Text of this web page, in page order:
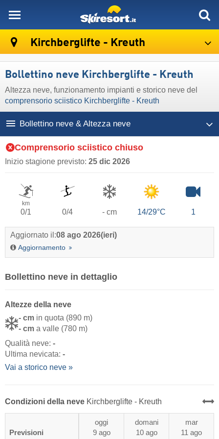
Kirchberglifte - Kreuth
Bollettino neve Kirchberglifte - Kreuth
Altezza neve, funzionamento impianti e storico neve del
comprensorio sciistico Kirchberglifte - Kreuth
Bollettino neve & Altezza neve
Comprensorio sciistico chiuso
Inizio stagione previsto: 25 dic 2026
km
0/1 0/4 - cm 14/29°C 1
Aggiornato il:08 ago 2026(ieri)
Aggiornamento
Bollettino neve in dettaglio
Altezze della neve
- cm in quota (890 m)
- cm a valle (780 m)
Qualità neve: -
Ultima nevicata: -
Vai a storico neve »
Condizioni della neve Kirchberglifte - Kreuth
Previsioni
oggi
9 ago
domani
10 ago
mar
11 ago